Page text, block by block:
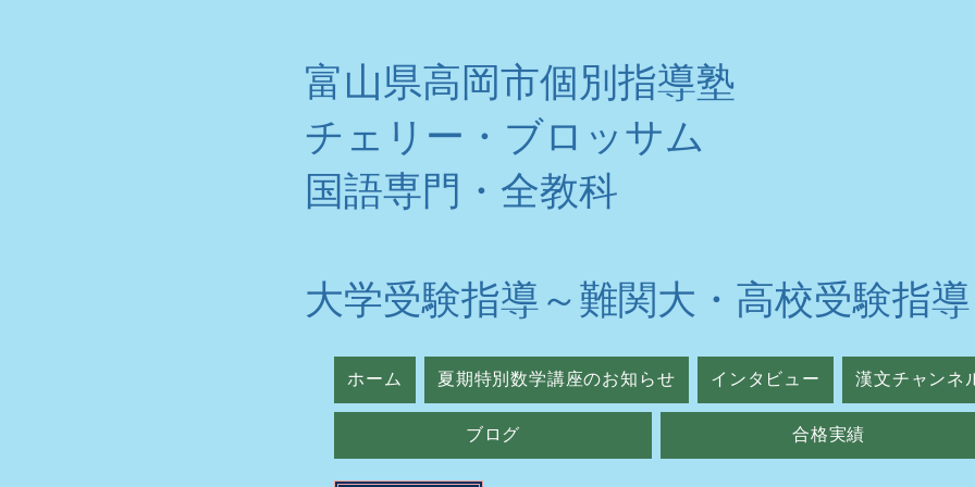
富山県高岡市個別指導塾
チェリー・ブロッサム
​国語専門・全教科
大学受験指導～難関大・高校受験指導
ホーム 夏期特別数学講座のお知らせ インタビュー 漢文チャンネ
ブログ 合格実績